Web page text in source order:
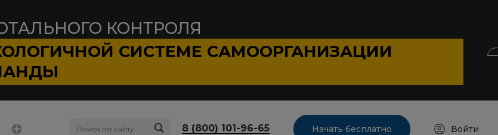
КОНТРОЛЯ
СИСТЕМЕ САМООРГАНИЗАЦИИ
8 (800) 101-96-65 Начать бесплатно Войти